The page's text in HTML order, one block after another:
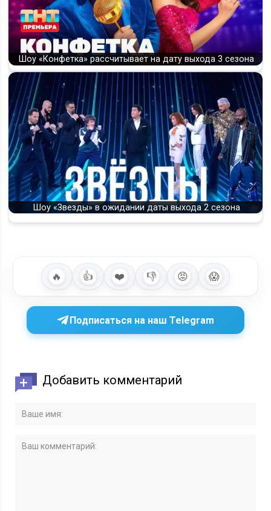
Шоу «Конфетка» рассчитывает на дату выхода 3 сезона
Шоу «Звезды» в ожидании даты выхода 2 сезона
🔥 👍 ❤️ 👎 😡 😱
Подписаться на наш Telegram
Добавить комментарий